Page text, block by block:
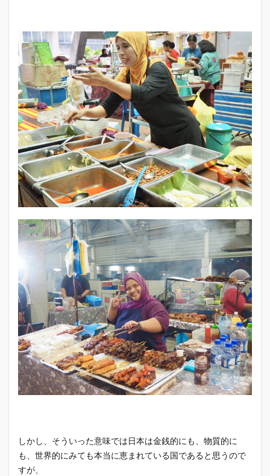
しかし、そういった意味では日本は金銭的にも、物質的に
も、世界的にみても本当に恵まれている国であると思うので
すが、